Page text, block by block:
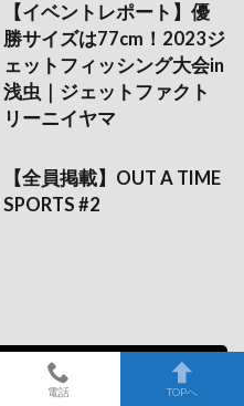
【イベントレポート】優
勝サイズは77cm！2023ジ
ェットフィッシング大会in
浅虫｜ジェットファクト
リーニイヤマ
【全員掲載】OUT A TIME
SPORTS #2
No.275（7月15日
電話 TOPへ